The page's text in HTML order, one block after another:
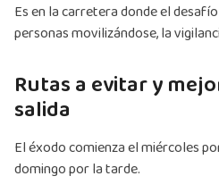
Es en la carretera donde el
personas movilizándose, la
Rutas a evitar y
salida
El éxodo comienza el miércoles
domingo por la tarde.